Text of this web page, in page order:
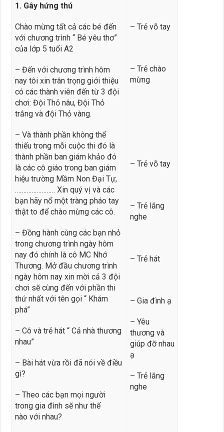
1. Gây hứng thú
Chào mừng tất cả các bé đến
với chương trình “ Bé yêu thơ”
của lớp 5 tuổi A2
– Đến với chương trình hôm
nay tôi xin trân trọng giới thiệu
có các thành viên đến từ 3 đội
chơi: Đội Thỏ nâu, Đội Thỏ
trắng và đội Thỏ vàng.
– Và thành phần không thể
thiếu trong mỗi cuộc thi đó là
thành phần ban giám khảo đó
là các cô giáo trong ban giám
hiệu trường Mầm Non Đại Tự,
…………………… Xin quý vị và các
bạn hãy nổ một tràng pháo tay
thật to để chào mừng các cô.
– Đồng hành cùng các bạn nhỏ
trong chương trình ngày hôm
nay đó chính là cô MC Nhớ
Thương. Mở đầu chương trình
ngày hôm nay xin mời cả 3 đội
chơi sẽ cùng đến với phần thi
thứ nhất với tên gọi “ Khám
phá”
– Cô và trẻ hát “ Cả nhà thương
nhau”
– Bài hát vừa rồi đã nói về điều
gì?
– Theo các bạn mọi người
trong gia đình sẽ như thế
nào với nhau?
– Trẻ vỗ tay
– Trẻ chào
mừng
– Trẻ vỗ tay
– Trẻ lắng
nghe
– Trẻ hát
– Gia đình ạ
– Yêu
thương và
giúp đỡ nhau
ạ
– Trẻ lắng
nghe